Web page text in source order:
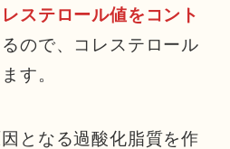
ステロール値をコント
ので、コレステロール
す。
となる過酸化脂質を作